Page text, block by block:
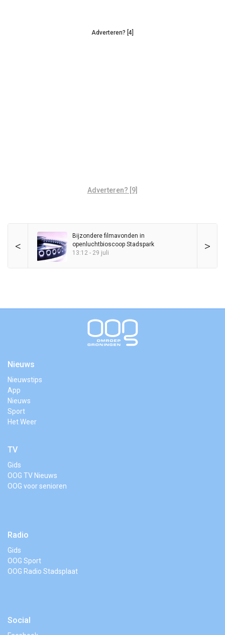
Adverteren? [4]
Adverteren? [9]
< >
Bijzondere filmavonden in
openluchtbioscoop Stadspark
13:12 - 29 juli
Nieuws
Nieuwstips
App
Nieuws
Sport
Het Weer
TV
Gids
OOG TV Nieuws
OOG voor senioren
Radio
Gids
OOG Sport
OOG Radio Stadsplaat
Social